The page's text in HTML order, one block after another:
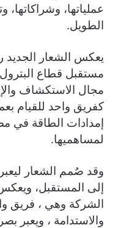
عملياتها،
الطويل.
يعكس الشعار
مستقبل قطاع
مجال الاستكشاف
كفريق واحد للقيام
إمدادات الطاقة في
لمساهميها.
وقد صُمم الشعار
إلى المستقبل،
الشركة وهي ، فريق
والاستدامة ، ويعبر